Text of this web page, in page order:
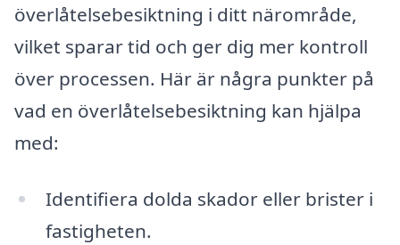
överlåtelsebesiktning i ditt närområde,
vilket sparar tid och ger dig mer kontroll
över processen. Här är några punkter på
vad en överlåtelsebesiktning kan hjälpa
med:
Identifiera dolda skador eller brister i
fastigheten.